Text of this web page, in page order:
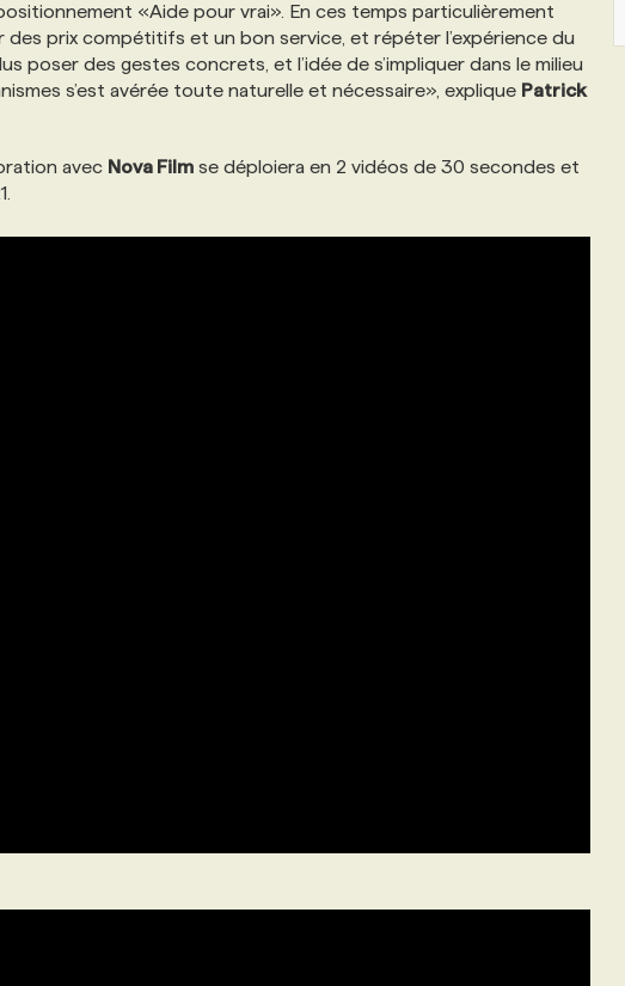
«Aide pour vrai». En ces temps particulièrement
des prix compétitifs et un bon service, et répéter l’expérience du
poser des gestes concrets, et l’idée de s’impliquer dans le milieu
s’est avérée toute naturelle et nécessaire», explique Patrick
avec Nova Film se déploiera en 2 vidéos de 30 secondes et